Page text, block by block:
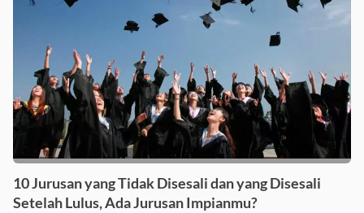
10 Jurusan yang Tidak Disesali dan yang Disesali
Setelah Lulus, Ada Jurusan Impianmu?